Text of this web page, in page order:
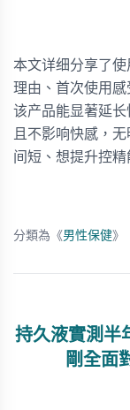
本文详细分享了
理由、首次使用
该产品能显著延长
且不影响快感，
间短、想提升控精
分類為《男性保健》
持久液實測半
剛全面